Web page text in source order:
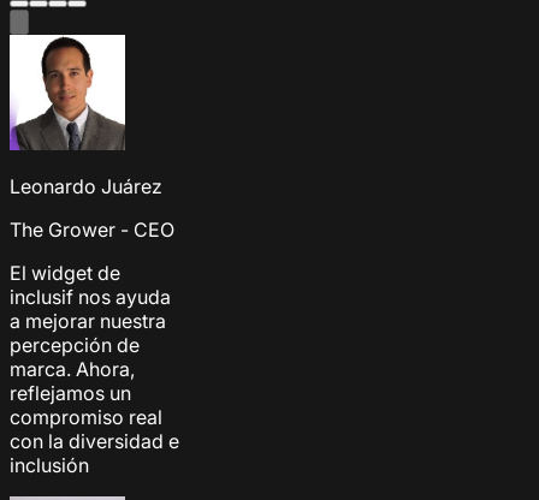
Leonardo Juárez
The Grower - CEO
El widget de
inclusif nos ayuda
a mejorar nuestra
percepción de
marca. Ahora,
reflejamos un
compromiso real
con la diversidad e
inclusión